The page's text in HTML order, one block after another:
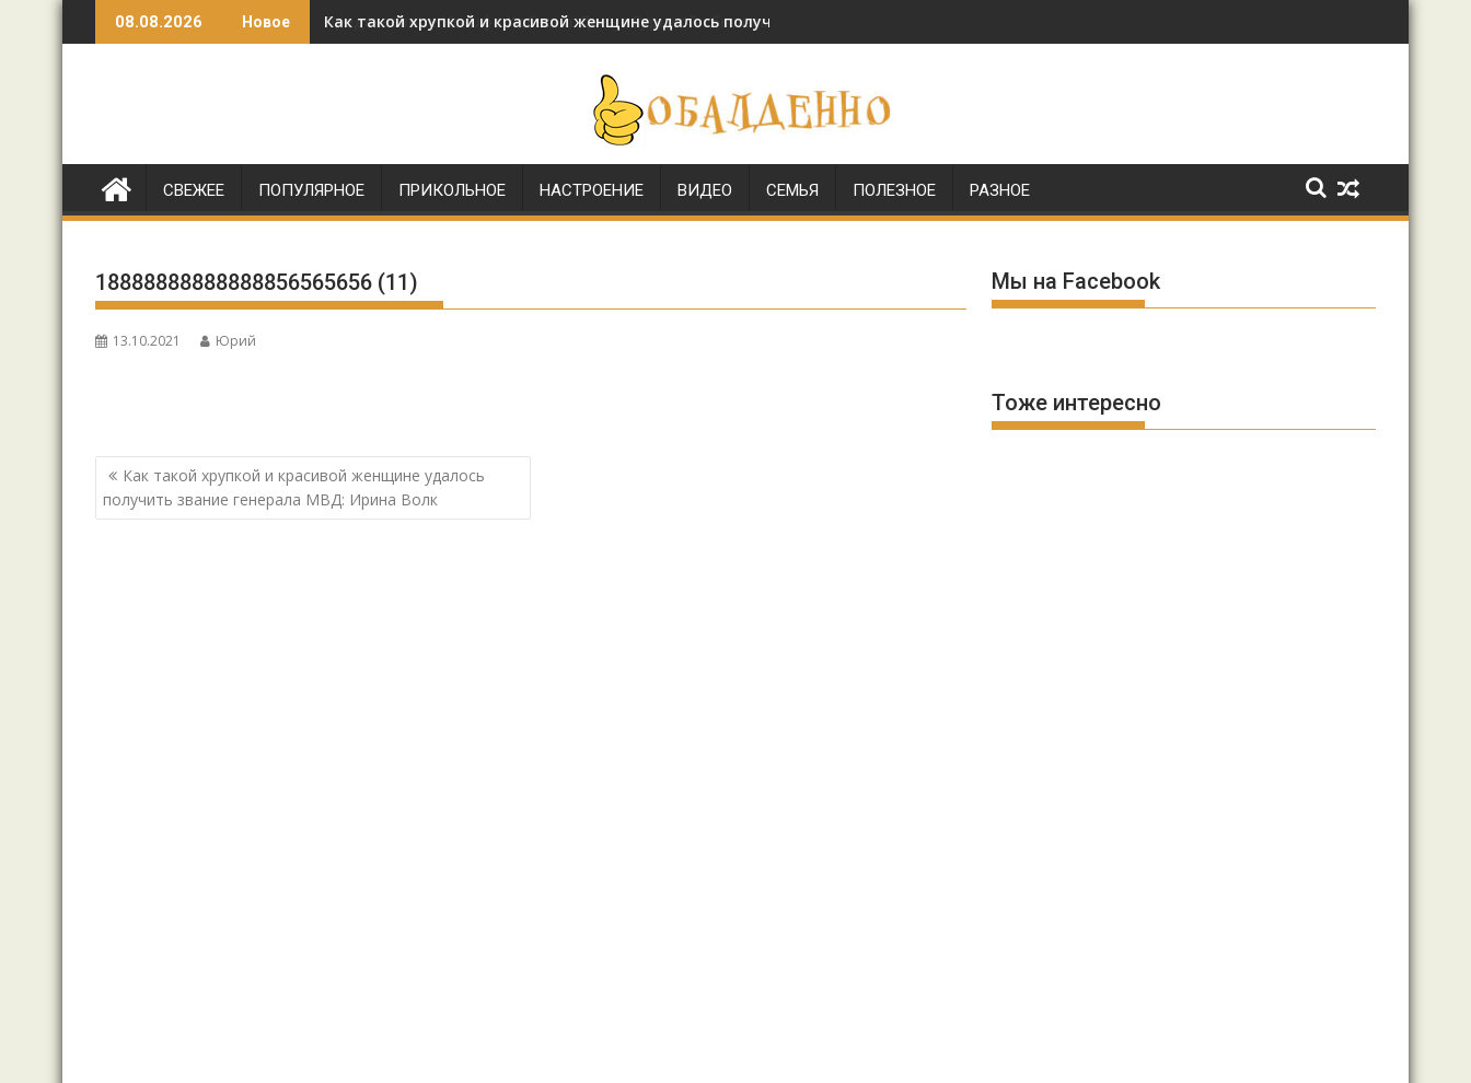
Перейти
к
08.08.2026 Новое Как такой хрупкой и красивой женщине удалось получить звание генерала МВД: Ирина Волк
СВЕЖЕЕ ПОПУЛЯРНОЕ ПРИКОЛЬНОЕ НАСТРОЕНИЕ ВИДЕО СЕМЬЯ ПОЛЕЗНОЕ РАЗНОЕ
18888888888888856565656 (11)
13.10.2021 Юрий
Навигация
по
записям
Как такой хрупкой и красивой женщине удалось
получить звание генерала МВД: Ирина Волк
Мы на Facebook
Тоже интересно